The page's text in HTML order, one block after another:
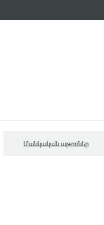
Մանկական աթոռներ